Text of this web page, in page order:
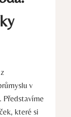
v
Představíme
které si